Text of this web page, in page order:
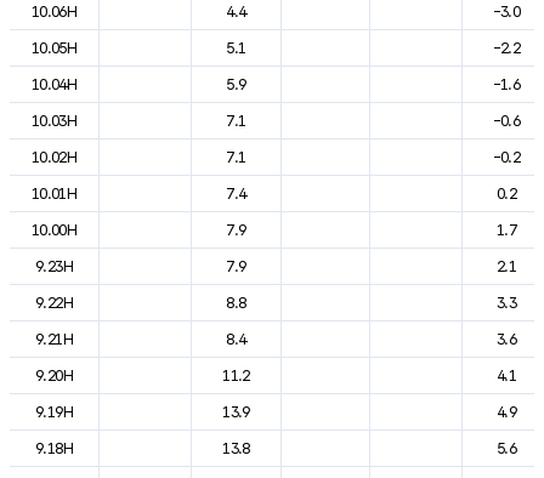
10.06H
4.4
-3.0
10.05H
5.1
-2.2
10.04H
5.9
-1.6
10.03H
7.1
-0.6
10.02H
7.1
-0.2
10.01H
7.4
0.2
10.00H
7.9
1.7
9.23H
7.9
2.1
9.22H
8.8
3.3
9.21H
8.4
3.6
9.20H
11.2
4.1
9.19H
13.9
4.9
9.18H
13.8
5.6